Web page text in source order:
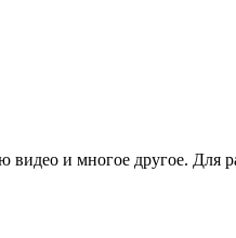
и многое другое. Для